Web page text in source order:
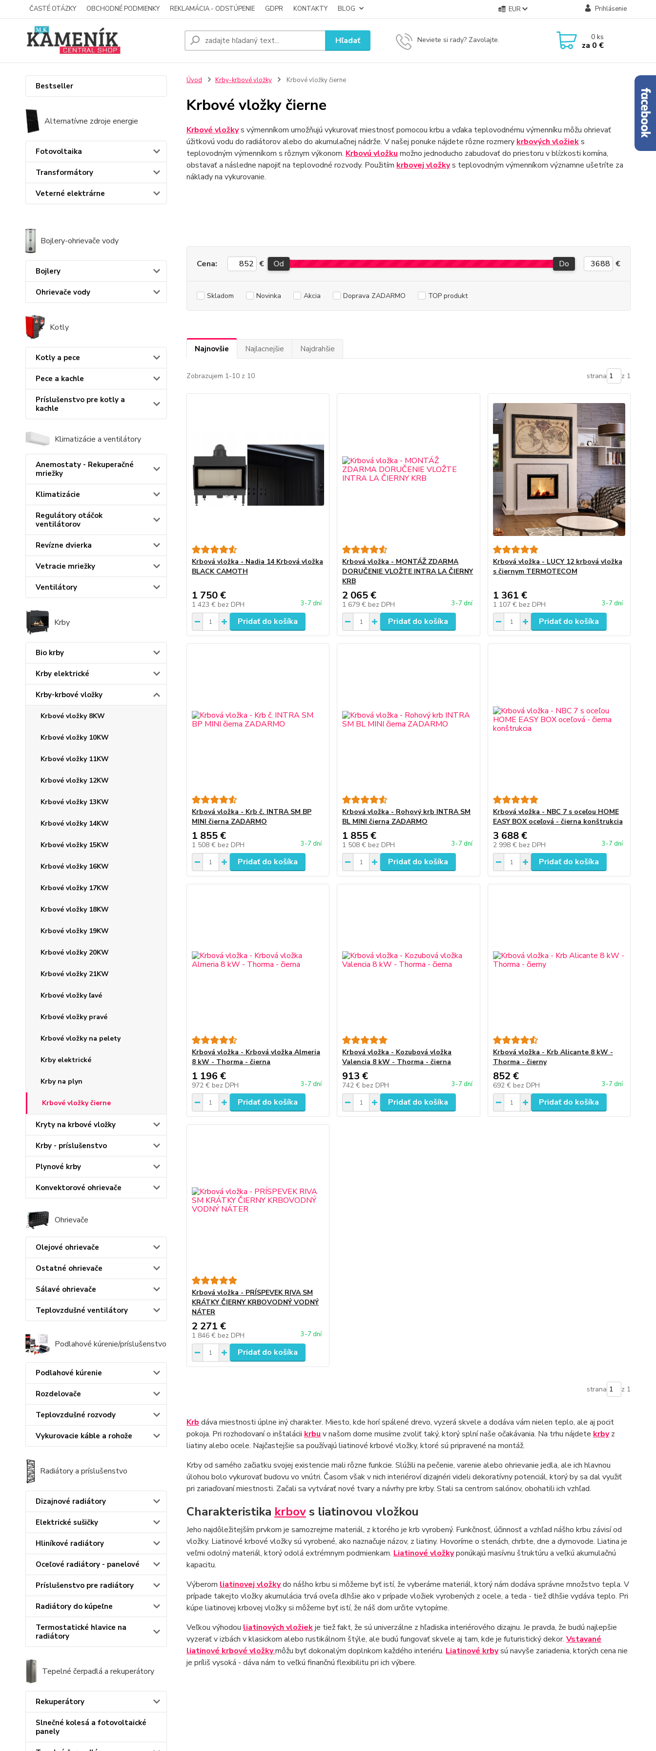
ČASTÉ OTÁZKY OBCHODNÉ PODMIENKY REKLAMÁCIA - ODSTÚPENIE GDPR KONTAKTY BLOG EUR Prihlásenie
Hľadať Neviete si rady? Zavolajte. 0ks
za 0 €
Bestseller
Alternatívne zdroje energie
Fotovoltaika
Transformátory
Veterné elektrárne
Bojlery-ohrievače vody
Bojlery
Ohrievače vody
Kotly
Kotly a pece
Pece a kachle
Príslušenstvo pre kotly a
kachle
Klimatizácie a ventilátory
Anemostaty - Rekuperačné
mriežky
Klimatizácie
Regulátory otáčok
ventilátorov
Revízne dvierka
Vetracie mriežky
Ventilátory
Krby
Bio krby
Krby elektrické
Krby-krbové vložky
Krbové vložky 8KW
Krbové vložky 10KW
Krbové vložky 11KW
Krbové vložky 12KW
Krbové vložky 13KW
Krbové vložky 14KW
Krbové vložky 15KW
Krbové vložky 16KW
Krbové vložky 17KW
Krbové vložky 18KW
Krbové vložky 19KW
Krbové vložky 20KW
Krbové vložky 21KW
Krbové vložky ľavé
Krbové vložky pravé
Krbové vložky na pelety
Krby elektrické
Krby na plyn
Krbové vložky čierne
Kryty na krbové vložky
Krby - príslušenstvo
Plynové krby
Konvektorové ohrievače
Ohrievače
Olejové ohrievače
Ostatné ohrievače
Sálavé ohrievače
Teplovzdušné ventilátory
Podlahové kúrenie/príslušenstvo
Podlahové kúrenie
Rozdelovače
Teplovzdušné rozvody
Vykurovacie káble a rohože
Radiátory a príslušenstvo
Dizajnové radiátory
Elektrické sušičky
Hliníkové radiátory
Oceľové radiátory - panelové
Príslušenstvo pre radiátory
Radiátory do kúpeľne
Termostatické hlavice na
radiátory
Tepelné čerpadlá a rekuperátory
Rekuperátory
Slnečné kolesá a fotovoltaické
panely
Úvod Krby-krbové vložky Krbové vložky čierne
Krbové vložky čierne
Krbové vložkys výmenníkom umožňujú vykurovať miestnosť pomocou krbu a vďaka teplovodnému výmenníku môžu ohrievať
úžitkovú vodu do radiátorov alebo do akumulačnej nádrže. V našej ponuke nájdete rôzne rozmery krbových vložieks
teplovodným výmenníkom s rôznym výkonom. Krbovú vložku možno jednoducho zabudovať do priestoru v blízkosti komína,
obstavať a následne napojiť na teplovodné rozvody. Použitím krbovej vložkys teplovodným výmenníkom významne ušetríte za
náklady na vykurovanie.
Cena: € Od Do €
Skladom Novinka Akcia Doprava ZADARMO TOP produkt
Najnovšie Najlacnejšie Najdrahšie
Zobrazujem 1-10 z 10 strana z 1
Krbová vložka - Nadia 14 Krbová vložka
BLACK CAMOTH
1 750 €
1 423 € bez DPH 3-7 dní
Pridať do košíka
Krbová vložka - MONTÁŽ ZDARMA
DORUČENIE VLOŽTE INTRA LA ČIERNY
KRB
2 065 €
1 679 € bez DPH 3-7 dní
Pridať do košíka
Krbová vložka - LUCY 12 krbová vložka
s čiernym TERMOTECOM
1 361 €
1 107 € bez DPH 3-7 dní
Pridať do košíka
Krbová vložka - Krb č. INTRA SM BP
MINI čierna ZADARMO
1 855 €
1 508 € bez DPH 3-7 dní
Pridať do košíka
Krbová vložka - Rohový krb INTRA SM
BL MINI čierna ZADARMO
1 855 €
1 508 € bez DPH 3-7 dní
Pridať do košíka
Krbová vložka - NBC 7 s oceľou HOME
EASY BOX oceľová - čierna konštrukcia
3 688 €
2 998 € bez DPH 3-7 dní
Pridať do košíka
Krbová vložka - Krbová vložka Almeria
8 kW - Thorma - čierna
1 196 €
972 € bez DPH 3-7 dní
Pridať do košíka
Krbová vložka - Kozubová vložka
Valencia 8 kW - Thorma - čierna
913 €
742 € bez DPH 3-7 dní
Pridať do košíka
Krbová vložka - Krb Alicante 8 kW -
Thorma - čierny
852 €
692 € bez DPH 3-7 dní
Pridať do košíka
Krbová vložka - PRÍSPEVEK RIVA SM
KRÁTKY ČIERNY KRBOVODNÝ VODNÝ
NÁTER
2 271 €
1 846 € bez DPH 3-7 dní
Pridať do košíka
strana z 1
Krb dáva miestnosti úplne iný charakter. Miesto, kde horí spálené drevo, vyzerá skvele a dodáva vám nielen teplo, ale aj pocit
pokoja. Pri rozhodovaní o inštalácii krbu v našom dome musíme zvoliť taký, ktorý splní naše očakávania. Na trhu nájdete krbyz
liatiny alebo ocele. Najčastejšie sa používajú liatinové krbové vložky, ktoré sú pripravené na montáž.
Krby od samého začiatku svojej existencie mali rôzne funkcie. Slúžili na pečenie, varenie alebo ohrievanie jedla, ale ich hlavnou
úlohou bolo vykurovať budovu vo vnútri. Časom však v nich interiéroví dizajnéri videli dekoratívny potenciál, ktorý by sa dal využiť
pri zariaďovaní miestnosti. Začali sa vytvárať nové tvary a návrhy pre krby. Stali sa centrom salónov, obohatili ich vzhľad.
Charakteristika krbovs liatinovou vložkou
Jeho najdôležitejším prvkom je samozrejme materiál, z ktorého je krb vyrobený. Funkčnosť, účinnosť a vzhľad nášho krbu závisí od
vložky. Liatinové krbové vložky sú vyrobené, ako naznačuje názov, z liatiny. Hovoríme o stenách, chrbte, dne a dymovode. Liatina je
veľmi odolný materiál, ktorý odolá extrémnym podmienkam. Liatinové vložkyponúkajú masívnu štruktúru a veľkú akumulačnú
kapacitu.
Výberom liatinovej vložkydo nášho krbu si môžeme byť istí, že vyberáme materiál, ktorý nám dodáva správne množstvo tepla. V
prípade takejto vložky akumulácia trvá oveľa dlhšie ako v prípade vložiek vyrobených z ocele, a teda - tiež dlhšie vydáva teplo. Pri
kúpe liatinovej krbovej vložky si môžeme byť istí, že náš dom určite vytopíme.
Veľkou výhodou liatinových vložiekje tiež fakt, že sú univerzálne z hľadiska interiérového dizajnu. Je pravda, že budú najlepšie
vyzerať v izbách v klasickom alebo rustikálnom štýle, ale budú fungovať skvele aj tam, kde je futuristický dekor. Vstavané
liatinové krbové vložkymôžu byť dokonalým doplnkom každého interiéru. Liatinové krbysú navyše zariadenia, ktorých cena nie
je príliš vysoká - dáva nám to veľkú finančnú flexibilitu pri ich výbere.